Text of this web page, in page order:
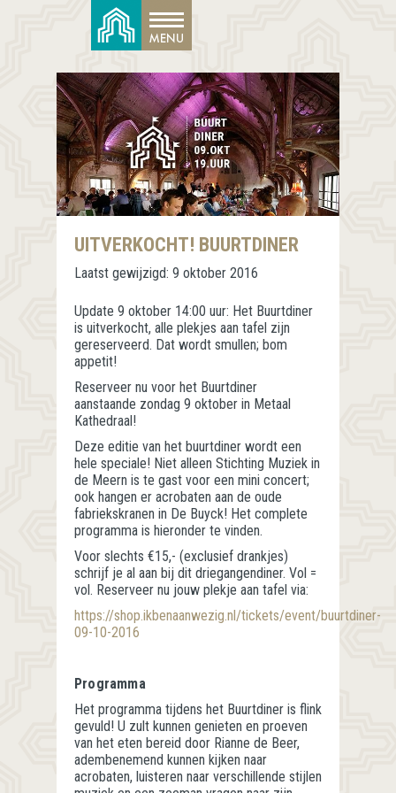
UITVERKOCHT! BUURTDINER
Laatst gewijzigd: 9 oktober 2016
Update 9 oktober 14:00 uur: Het Buurtdiner
is uitverkocht, alle plekjes aan tafel zijn
gereserveerd. Dat wordt smullen; bom
appetit!
Reserveer nu voor het Buurtdiner
aanstaande zondag 9 oktober in Metaal
Kathedraal!
Deze editie van het buurtdiner wordt een
hele speciale! Niet alleen Stichting Muziek in
de Meern is te gast voor een mini concert;
ook hangen er acrobaten aan de oude
fabriekskranen in De Buyck! Het complete
programma is hieronder te vinden.
Voor slechts €15,- (exclusief drankjes)
schrijf je al aan bij dit driegangendiner. Vol =
vol. Reserveer nu jouw plekje aan tafel via:
https://shop.ikbenaanwezig.nl/tickets/event/buurtdiner-
09-10-2016
Programma
Het programma tijdens het Buurtdiner is flink
gevuld! U zult kunnen genieten en proeven
van het eten bereid door Rianne de Beer,
adembenemend kunnen kijken naar
acrobaten, luisteren naar verschillende stijlen